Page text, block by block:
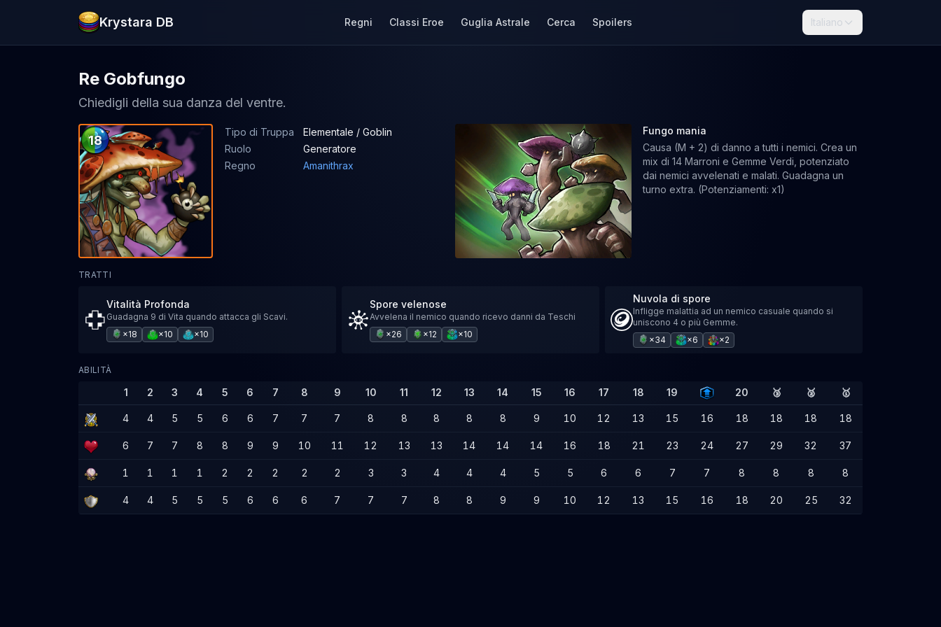
Krystara DB Regni Classi Eroe Guglia Astrale Cerca Spoilers Italiano
Re Gobfungo
Chiedigli della sua danza del ventre.
18
Tipo di Truppa
Elementale / Goblin
Ruolo
Generatore
Regno
Amanithrax
Fungo mania
Causa (M + 2) di danno a tutti i nemici. Crea un
mix di 14 Marroni e Gemme Verdi, potenziato
dai nemici avvelenati e malati. Guadagna un
turno extra. (Potenziamenti: x1)
TRATTI
Vitalità Profonda
Guadagna 9 di Vita quando attacca gli Scavi.
×18
×10 ×10
Spore velenose
Avvelena il nemico quando ricevo danni da Teschi
×26
×12 ×10
Nuvola di spore
Infligge malattia ad un nemico casuale quando si
uniscono 4 o più Gemme.
×34
×6 ×2
ABILITÀ
1 2 3 4 5 6 7 8 9 10 11 12 13 14 15 16 17 18 19 20 🥉 🥈 🥇
4 4 5 5 6 6 7 7 7 8 8 8 8 8 9 10 12 13 15 16 18 18 18 18
6 7 7 8 8 9 9 10 11 12 13 13 14 14 14 16 18 21 23 24 27 29 32 37
1 1 1 1 2 2 2 2 2 3 3 4 4 4 5 5 6 6 7 7 8 8 8 8
4 4 5 5 5 6 6 6 7 7 7 8 8 9 9 10 12 13 15 16 18 20 25 32